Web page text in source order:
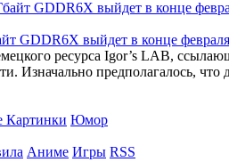
GDDR6X выйдет в конце
ресурса Igor’s LAB,
Изначально предполагалось, что
Картинки Юмор
Аниме Игры RSS